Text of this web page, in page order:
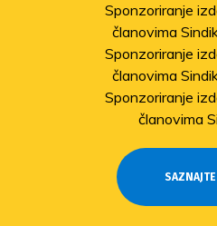
Sponzoriranje
članovima
Sponzoriranje
članovima
Sponzoriranje
članovima